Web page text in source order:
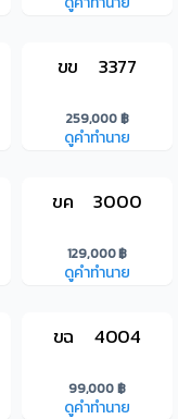
ขข 3377
259,000 ฿
ดูคำทำนาย
ขค 3000
129,000 ฿
ดูคำทำนาย
ขฉ 4004
99,000 ฿
ดูคำทำนาย